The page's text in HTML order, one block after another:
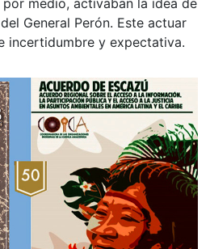
medio, activaban la idea de
General Perón. Este actuar
incertidumbre y expectativa.